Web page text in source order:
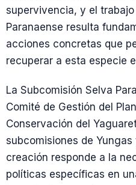
supervivencia, y el
Paranaense resulta
acciones concretas que
recuperar a esta especie
La Subcomisión Selva
Comité de Gestión del
Conservación del
subcomisiones de Yungas
creación responde a la
políticas específicas en